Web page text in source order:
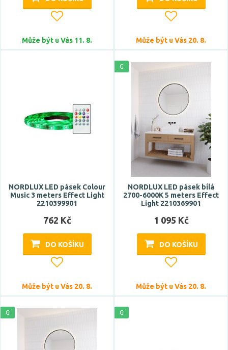
Může být u Vás 11. 8. Může být u Vás 20. 8.
NORDLUX LED pásek Colour
Music 3 meters Effect Light
2210399901
762 Kč
DO KOŠÍKU
Může být u Vás 20. 8.
G
NORDLUX LED pásek bílá
2700-6000K 5 meters Effect
Light 2210369901
1 095 Kč
DO KOŠÍKU
Může být u Vás 20. 8.
G G